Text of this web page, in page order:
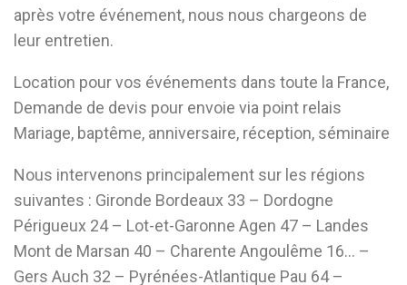
après votre événement, nous nous chargeons de
leur entretien.
Location pour vos événements dans toute la France,
Demande de devis pour envoie via point relais
Mariage, baptême, anniversaire, réception, séminaire
Nous intervenons principalement sur les régions
suivantes : Gironde Bordeaux 33 – Dordogne
Périgueux 24 – Lot-et-Garonne Agen 47 – Landes
Mont de Marsan 40 – Charente Angoulême 16… –
Gers Auch 32 – Pyrénées-Atlantique Pau 64 –